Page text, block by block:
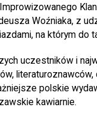
Woźniaka, z
na którym do
uczestników i
polskie
kawiarnie.